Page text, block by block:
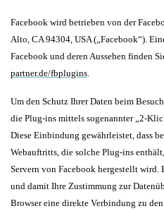
Facebook wird betrieben von der
Alto, CA 94304, USA („Facebook“).
Facebook und deren Aussehen finden
partner.de/fbplugins.
Um den Schutz Ihrer Daten beim
die Plug-ins mittels sogenannter „2-
Diese Einbindung gewährleistet, dass
Webauftritts, die solche Plug-ins
Servern von Facebook hergestellt
und damit Ihre Zustimmung zur
Browser eine direkte Verbindung zu